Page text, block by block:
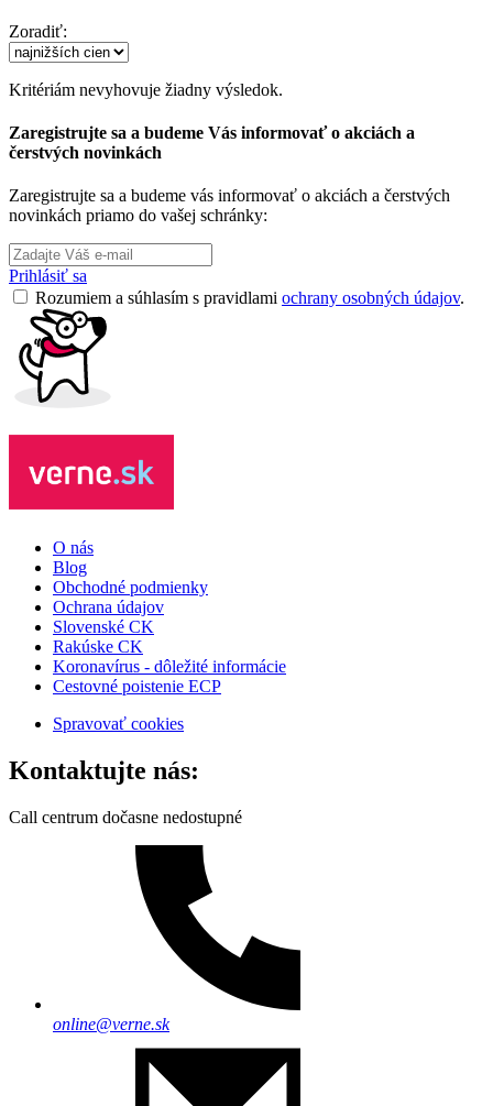
Zoradiť:
Kritériám nevyhovuje žiadny výsledok.
Zaregistrujte sa a budeme Vás informovať o akciách a
čerstvých novinkách
Zaregistrujte sa a budeme vás informovať o akciách a čerstvých
novinkách priamo do vašej schránky:
Prihlásiť sa
Rozumiem a súhlasím s pravidlami ochrany osobných údajov.
O nás
Blog
Obchodné podmienky
Ochrana údajov
Slovenské CK
Rakúske CK
Koronavírus - dôležité informácie
Cestovné poistenie ECP
Spravovať cookies
Kontaktujte nás:
Call centrum dočasne nedostupné
online@verne.sk